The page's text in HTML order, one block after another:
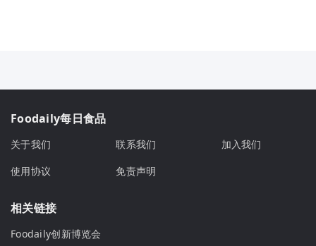
Foodaily每日食品
关于我们 联系我们
加入我们
使用协议
免责声明
相关链接
Foodaily创新博览会